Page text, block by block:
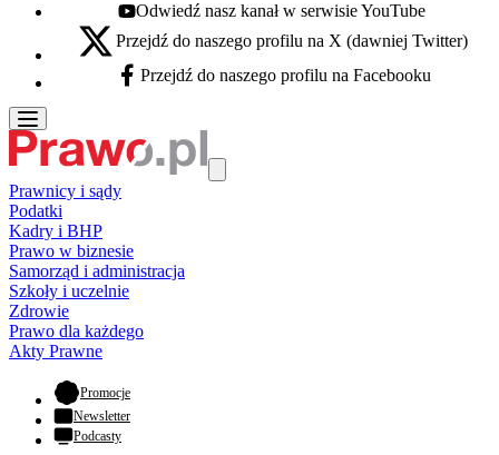
Youtube - otwiera się w nowej karcie
Odwiedź nasz kanał w serwisie YouTube
X - otwiera się w nowej karcie
Przejdź do naszego profilu na X (dawniej Twitter)
Facebook - otwiera się w nowej karcie
Przejdź do naszego profilu na Facebooku
Prawnicy i sądy
Podatki
Kadry i BHP
Prawo w biznesie
Samorząd i administracja
Szkoły i uczelnie
Zdrowie
Prawo dla każdego
Akty Prawne
Promocje- otwiera się w nowej karcie
Newsletter
Podcasty